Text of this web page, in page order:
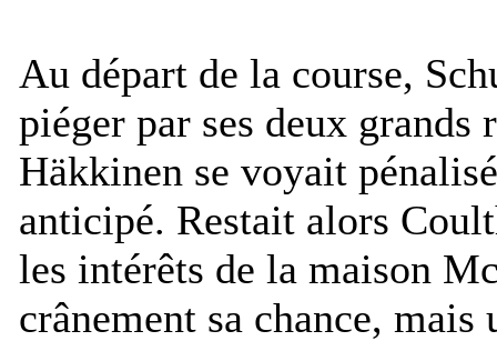
Au départ de la course,
piéger par ses deux grands
Häkkinen se voyait
anticipé. Restait alors
les intérêts de la maison
crânement sa chance,